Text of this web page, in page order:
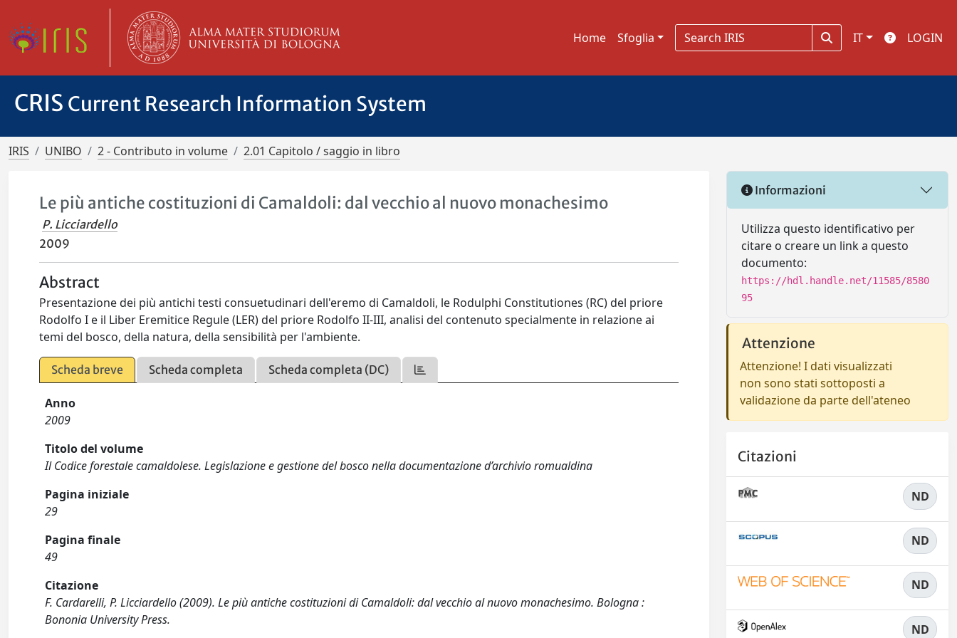
Home Sfoglia IT LOGIN
CRIS Current Research Information System
IRIS UNIBO 2 - Contributo in volume 2.01 Capitolo / saggio in libro
Le più antiche costituzioni di Camaldoli: dal vecchio al nuovo monachesimo
P. Licciardello
2009
Abstract
Presentazione dei più antichi testi consuetudinari dell'eremo di Camaldoli, le Rodulphi Constitutiones (RC) del priore
Rodolfo I e il Liber Eremitice Regule (LER) del priore Rodolfo II-III, analisi del contenuto specialmente in relazione ai
temi del bosco, della natura, della sensibilità per l'ambiente.
Scheda breve Scheda completa Scheda completa (DC)
Anno
2009
Titolo del volume
Il Codice forestale camaldolese. Legislazione e gestione del bosco nella documentazione d’archivio romualdina
Pagina iniziale
29
Pagina finale
49
Citazione
F. Cardarelli, P. Licciardello (2009). Le più antiche costituzioni di Camaldoli: dal vecchio al nuovo monachesimo. Bologna :
Bononia University Press.
Informazioni
Utilizza questo identificativo per
citare o creare un link a questo
documento:
https://hdl.handle.net/11585/8580
95
Attenzione
Attenzione! I dati visualizzati
non sono stati sottoposti a
validazione da parte dell'ateneo
Citazioni
ND
ND
ND
ND